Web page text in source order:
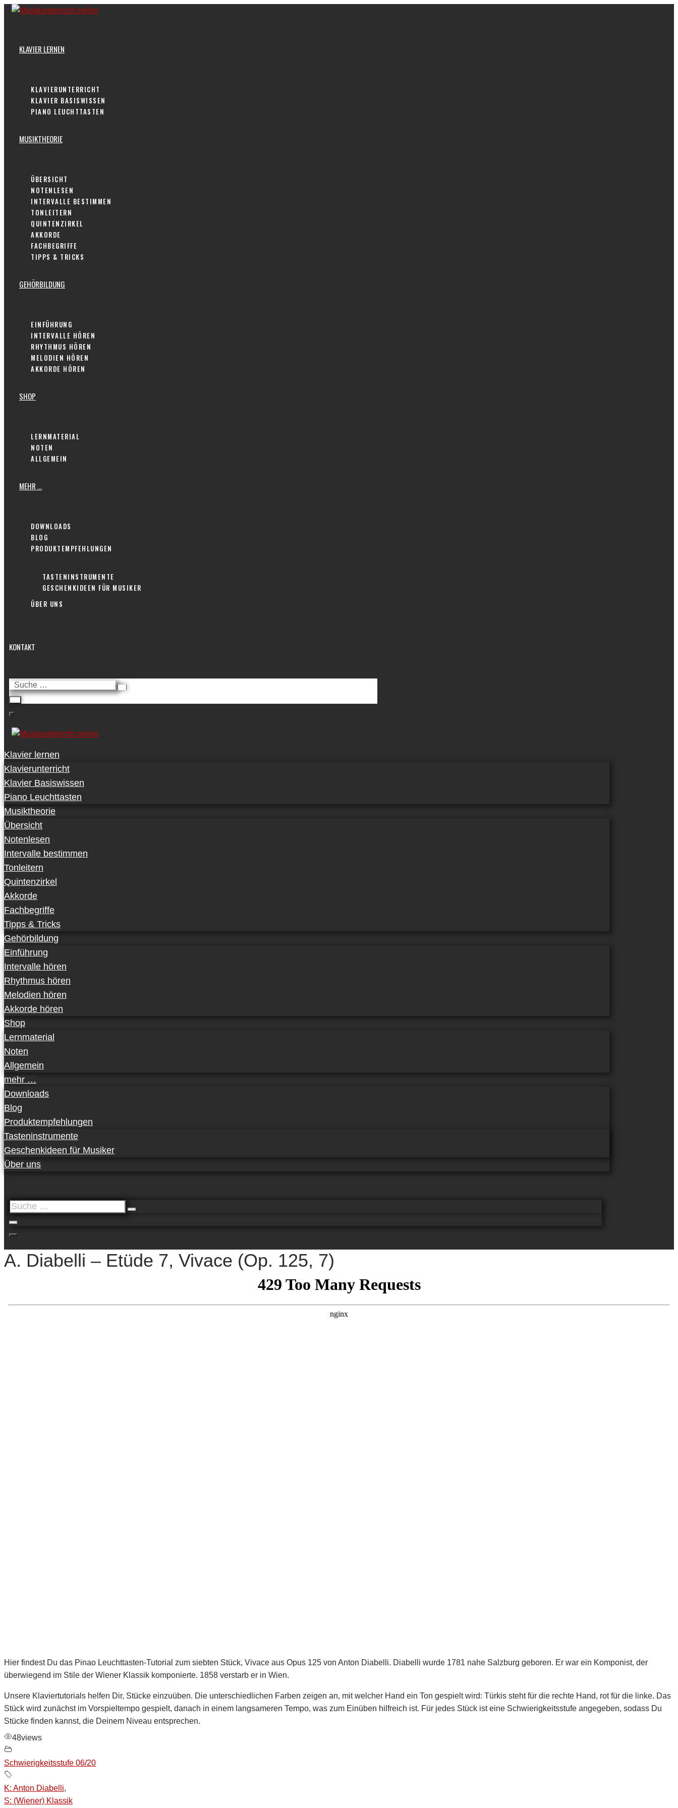
Skip
KLAVIER LERNEN
KLAVIERUNTERRICHT
KLAVIER BASISWISSEN
PIANO LEUCHTTASTEN
MUSIKTHEORIE
ÜBERSICHT
NOTENLESEN
INTERVALLE BESTIMMEN
TONLEITERN
QUINTENZIRKEL
AKKORDE
FACHBEGRIFFE
TIPPS & TRICKS
GEHÖRBILDUNG
EINFÜHRUNG
INTERVALLE HÖREN
RHYTHMUS HÖREN
MELODIEN HÖREN
AKKORDE HÖREN
SHOP
LERNMATERIAL
NOTEN
ALLGEMEIN
MEHR …
DOWNLOADS
BLOG
PRODUKTEMPFEHLUNGEN
TASTENINSTRUMENTE
GESCHENKIDEEN FÜR MUSIKER
ÜBER UNS
KONTAKT
Suche
…
Klavier lernen
Klavierunterricht
Klavier Basiswissen
Piano Leuchttasten
Musiktheorie
Übersicht
Notenlesen
Intervalle bestimmen
Tonleitern
Quintenzirkel
Akkorde
Fachbegriffe
Tipps & Tricks
Gehörbildung
Einführung
Intervalle hören
Rhythmus hören
Melodien hören
Akkorde hören
Shop
Lernmaterial
Noten
Allgemein
mehr …
Downloads
Blog
Produktempfehlungen
Tasteninstrumente
Geschenkideen für Musiker
Über uns
Suche
A. Diabelli – Etüde 7, Vivace (Op. 125, 7)
Hier findest Du das Pinao Leuchttasten-Tutorial zum siebten Stück, Vivace aus Opus 125 von Anton Diabelli. Diabelli wurde 1781 nahe Salzburg geboren. Er war ein Komponist, der
überwiegend im Stile der Wiener Klassik komponierte. 1858 verstarb er in Wien.
Unsere Klaviertutorials helfen Dir, Stücke einzuüben. Die unterschiedlichen Farben zeigen an, mit welcher Hand ein Ton gespielt wird: Türkis steht für die rechte Hand, rot für die linke. Das
Stück wird zunächst im Vorspieltempo gespielt, danach in einem langsameren Tempo, was zum Einüben hilfreich ist. Für jedes Stück ist eine Schwierigkeitsstufe angegeben, sodass Du
Stücke finden kannst, die Deinem Niveau entsprechen.
48views
Schwierigkeitsstufe 06/20
K: Anton Diabelli,
S: (Wiener) Klassik